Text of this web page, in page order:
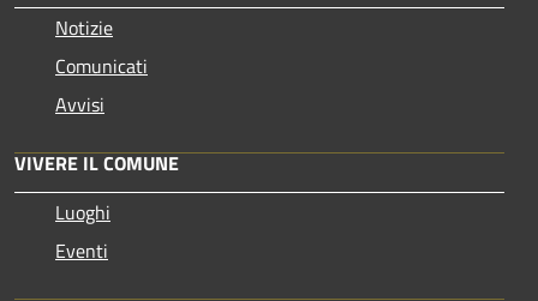
Notizie
Comunicati
Avvisi
VIVERE IL COMUNE
Luoghi
Eventi